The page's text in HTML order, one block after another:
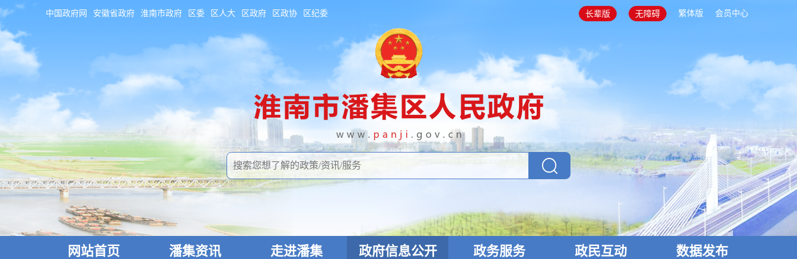
中国政府网 安徽省政府 淮南市政府 区委 区人大 区政府 区政协 区纪委 长辈版 无障碍 繁体版 会员中心
网站首页 潘集资讯 走进潘集 政府信息公开 政务服务 政民互动 数据发布